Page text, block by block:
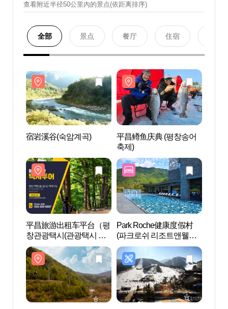
查看附近半径50公里內的景点(依距离排序)
全部 景点 餐厅 住宿
宿岩溪谷(숙암계곡)
平昌鳟鱼庆典 (평창송어
축제)
平昌旅游出租车平台（평
창관광택시(관광택시 플
랫폼)）
Park Roche健康度假村
(파크로쉬 리조트앤웰니
스)